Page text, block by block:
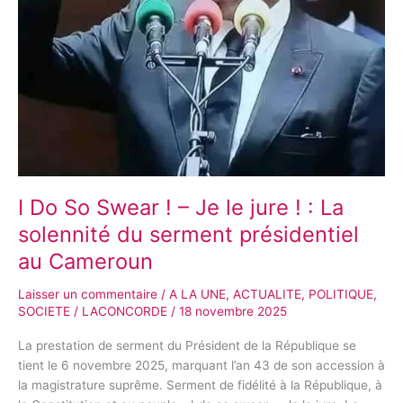
I Do So Swear ! – Je le jure ! : La
solennité du serment présidentiel
au Cameroun
Laisser un commentaire / A LA UNE, ACTUALITE, POLITIQUE,
SOCIETE / LACONCORDE / 18 novembre 2025
La prestation de serment du Président de la République se
tient le 6 novembre 2025, marquant l’an 43 de son accession à
la magistrature suprême. Serment de fidélité à la République, à
solennité
serment